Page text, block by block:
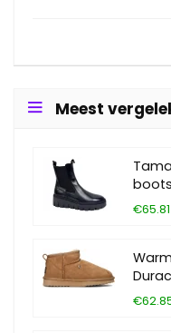
Meest
boots
€65.81